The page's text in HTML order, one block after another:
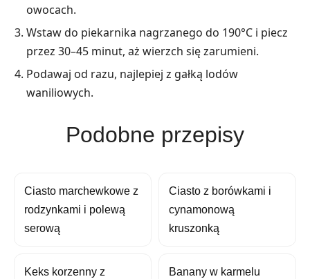
owocach.
Wstaw do piekarnika nagrzanego do 190°C i piecz
przez 30–45 minut, aż wierzch się zarumieni.
Podawaj od razu, najlepiej z gałką lodów
waniliowych.
Podobne przepisy
Ciasto marchewkowe z
rodzynkami i polewą
serową
Ciasto z borówkami i
cynamonową
kruszonką
Keks korzenny z
Banany w karmelu